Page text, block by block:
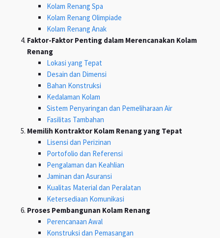
Kolam Renang Spa
Kolam Renang Olimpiade
Kolam Renang Anak
Faktor-Faktor Penting dalam Merencanakan Kolam
Renang
Lokasi yang Tepat
Desain dan Dimensi
Bahan Konstruksi
Kedalaman Kolam
Sistem Penyaringan dan Pemeliharaan Air
Fasilitas Tambahan
Memilih Kontraktor Kolam Renang yang Tepat
Lisensi dan Perizinan
Portofolio dan Referensi
Pengalaman dan Keahlian
Jaminan dan Asuransi
Kualitas Material dan Peralatan
Ketersediaan Komunikasi
Proses Pembangunan Kolam Renang
Perencanaan Awal
Konstruksi dan Pemasangan